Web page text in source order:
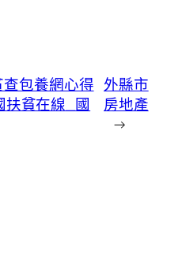
包養網心得
貧在線_國
外縣市
房地產
→